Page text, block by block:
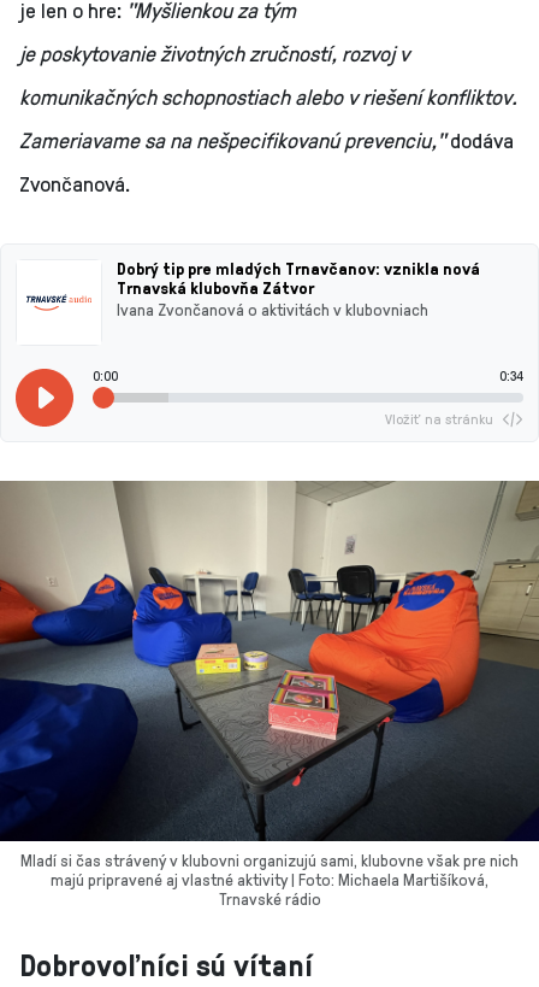
je len o hre: "Myšlienkou za tým
je poskytovanie životných zručností, rozvoj v
komunikačných schopnostiach alebo v riešení konfliktov.
Zameriavame sa na nešpecifikovanú prevenciu,"dodáva
Zvončanová.
Dobrý tip pre mladých Trnavčanov: vznikla nová
Trnavská klubovňa Zátvor
Ivana Zvončanová o aktivitách v klubovniach
0:00 0:34
Vložiť na stránku
Mladí si čas strávený v klubovni organizujú sami, klubovne však pre nich
majú pripravené aj vlastné aktivity | Foto: Michaela Martišíková,
Trnavské rádio
Dobrovoľníci sú vítaní